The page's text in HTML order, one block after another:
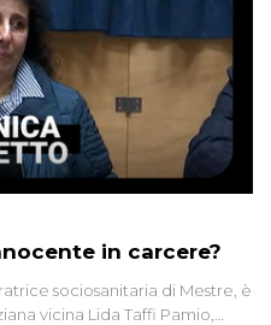
in carcere?
sociosanitaria di Mestre, è
vicina Lida Taffi Pamio,